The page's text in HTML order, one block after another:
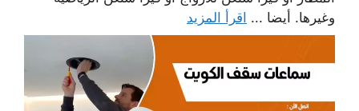
وغيرها. أيضا ... اقرأ المزيد